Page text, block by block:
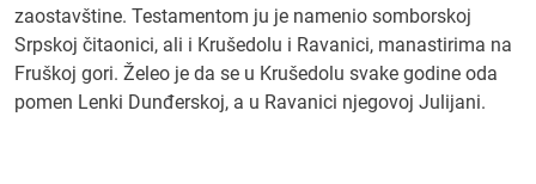
zaostavštine. Testamentom ju je namenio somborskoj
Srpskoj čitaonici, ali i Krušedolu i Ravanici, manastirima na
Fruškoj gori. Želeo je da se u Krušedolu svake godine oda
pomen Lenki Dunđerskoj, a u Ravanici njegovoj Julijani.